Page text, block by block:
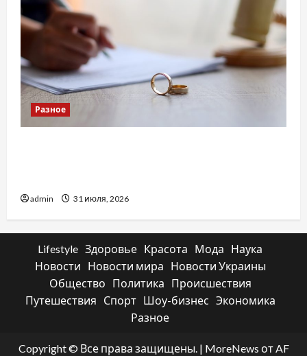
Разное
admin 31 июля, 2026
Lifestyle Здоровье Красота Мода
Наука
Новости
Новости мира
Новости Украины
Общество
Политика
Происшествия
Путешествия
Спорт Шоу-бизнес Экономика
Разное
Copyright © Все права защищены. | MoreNews от AF